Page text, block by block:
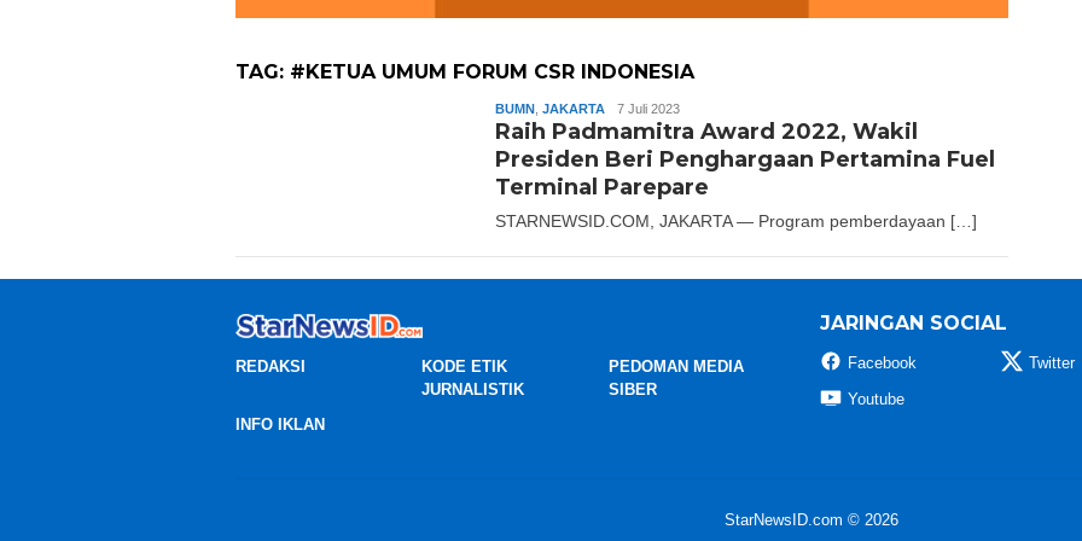
TAG: #KETUA UMUM FORUM CSR INDONESIA
BUMN JAKARTA Slamet
Riady
7 Juli 2023
Raih Padmamitra Award 2022, Wakil
Presiden Beri Penghargaan Pertamina Fuel
Terminal Parepare
STARNEWSID.COM, JAKARTA — Program pemberdayaan […]
REDAKSI
KODE ETIK
JURNALISTIK
PEDOMAN MEDIA
SIBER
INFO IKLAN
JARINGAN SOCIAL
Facebook Twitter
Youtube
StarNewsID.com © 2026